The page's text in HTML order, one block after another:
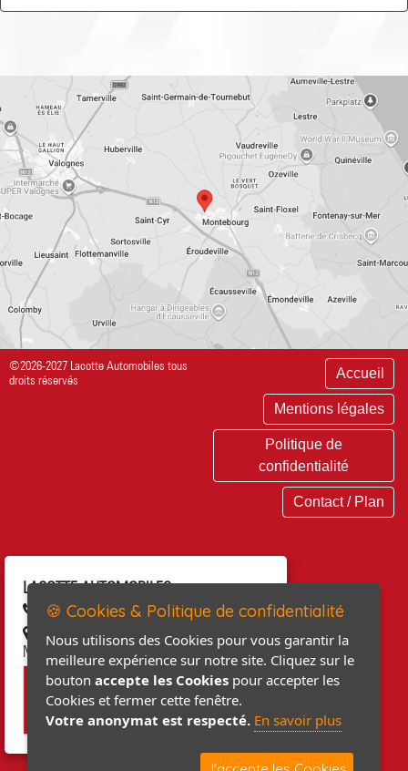
©2026-2027 Lacotte Automobiles tous
droits réservés
LACOTTE AUTOMOBILES
02 33 04 13 66
68, rue du Général LECLERC 50310
MONTEBOURG
Accueil
Mentions légales
Politique de
confidentialité
Contact / Plan
🍪 Cookies & Politique de confidentialité
Nous utilisons des Cookies pour vous garantir la
meilleure expérience sur notre site. Cliquez sur le
bouton accepte les Cookies pour accepter les
Cookies et fermer cette fenêtre.
Votre anonymat est respecté. En savoir plus